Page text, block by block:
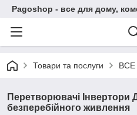
Pagoshop - все для дому,
Товари та послуги ВСЕ
Перетворювачі
безперебійного живлення